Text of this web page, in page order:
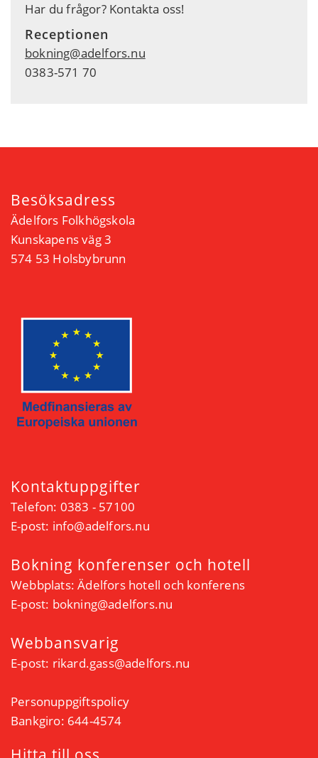
Har du frågor? Kontakta oss!
Receptionen
bokning@adelfors.nu
0383-571 70
Besöksadress
Ädelfors Folkhögskola
Kunskapens väg 3
574 53 Holsbybrunn
Kontaktuppgifter
Telefon: 0383 - 57100
E-post: info@adelfors.nu
Bokning konferenser och hotell
Webbplats:Ädelfors hotell och konferens
E-post: bokning@adelfors.nu
Webbansvarig
E-post: rikard.gass@adelfors.nu
Personuppgiftspolicy
Bankgiro: 644-4574